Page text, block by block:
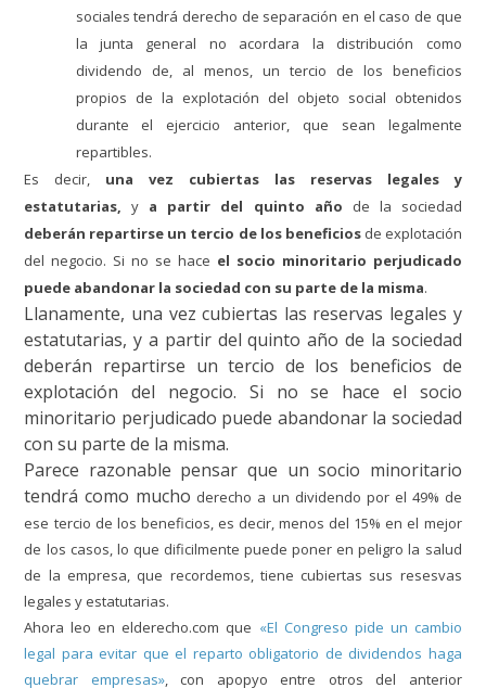
sociales tendrá derecho de separación en el caso de que
la junta general no acordara la distribución como
dividendo de, al menos, un tercio de los beneficios
propios de la explotación del objeto social obtenidos
durante el ejercicio anterior, que sean legalmente
repartibles.
Es decir, una vez cubiertas las reservas legales y
estatutarias, y a partir del quinto año de la sociedad
deberán repartirse un tercio de los beneficiosde explotación
del negocio. Si no se hace el socio minoritario perjudicado
puede abandonar la sociedad con su parte de la misma.
Llanamente, una vez cubiertas las reservas legales y
estatutarias, y a partir del quinto año de la sociedad
deberán repartirse un tercio de los beneficios de
explotación del negocio. Si no se hace el socio
minoritario perjudicado puede abandonar la sociedad
con su parte de la misma.
Parece razonable pensar que un socio minoritario
tendrá como mucho derecho a un dividendo por el 49% de
ese tercio de los beneficios, es decir, menos del 15% en el mejor
de los casos, lo que dificilmente puede poner en peligro la salud
de la empresa, que recordemos, tiene cubiertas sus resesvas
legales y estatutarias.
Ahora leo en elderecho.com que «El Congreso pide un cambio
legal para evitar que el reparto obligatorio de dividendos haga
quebrar empresas», con apopyo entre otros del anterior